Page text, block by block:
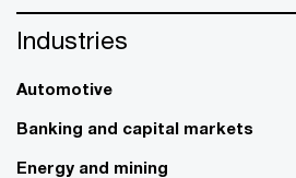
Industries
Automotive
Banking and capital markets
Energy and mining